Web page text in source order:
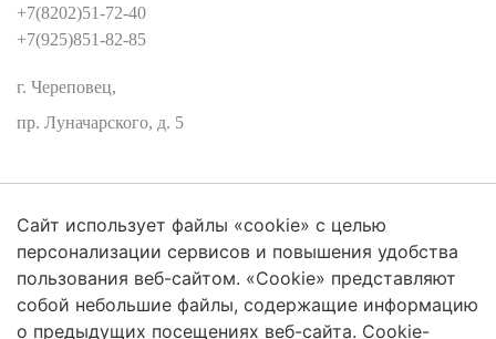
+7(8202)51-72-40
+7(925)851-82-85
г. Череповец,
пр. Луначарского, д. 5
Защита персональных данных
Сайт использует файлы «cookie» с целью
персонализации сервисов и повышения удобства
пользования веб-сайтом. «Cookie» представляют
собой небольшие файлы, содержащие информацию
о предыдущих посещениях веб-сайта. Cookie-